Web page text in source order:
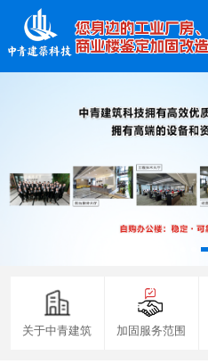
关于中青建筑 加固服务范围